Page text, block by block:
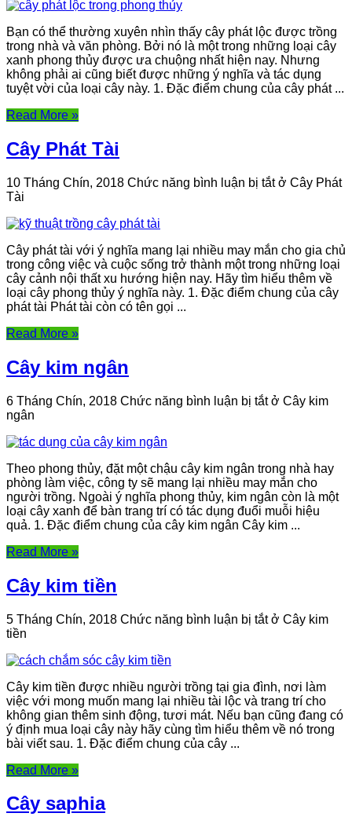
Bạn có thể thường xuyên nhìn thấy cây phát lộc được trồng
trong nhà và văn phòng. Bởi nó là một trong những loại cây
xanh phong thủy được ưa chuộng nhất hiện nay. Nhưng
không phải ai cũng biết được những ý nghĩa và tác dụng
tuyệt vời của loại cây này. 1. Đặc điểm chung của cây phát ...
Read More »
Cây Phát Tài
10 Tháng Chín, 2018 Chức năng bình luận bị tắtở Cây Phát
Tài
Cây phát tài với ý nghĩa mang lại nhiều may mắn cho gia chủ
trong công việc và cuộc sống trở thành một trong những loại
cây cảnh nội thất xu hướng hiện nay. Hãy tìm hiểu thêm về
loại cây phong thủy ý nghĩa này. 1. Đặc điểm chung của cây
phát tài Phát tài còn có tên gọi ...
Read More »
Cây kim ngân
6 Tháng Chín, 2018 Chức năng bình luận bị tắtở Cây kim
ngân
Theo phong thủy, đặt một chậu cây kim ngân trong nhà hay
phòng làm việc, công ty sẽ mang lại nhiều may mắn cho
người trồng. Ngoài ý nghĩa phong thủy, kim ngân còn là một
loại cây xanh để bàn trang trí có tác dụng đuổi muỗi hiệu
quả. 1. Đặc điểm chung của cây kim ngân Cây kim ...
Read More »
Cây kim tiền
5 Tháng Chín, 2018 Chức năng bình luận bị tắtở Cây kim
tiền
Cây kim tiền được nhiều người trồng tại gia đình, nơi làm
việc với mong muốn mang lại nhiều tài lộc và trang trí cho
không gian thêm sinh động, tươi mát. Nếu bạn cũng đang có
ý định mua loại cây này hãy cùng tìm hiểu thêm về nó trong
bài viết sau. 1. Đặc điểm chung của cây ...
Read More »
Cây saphia